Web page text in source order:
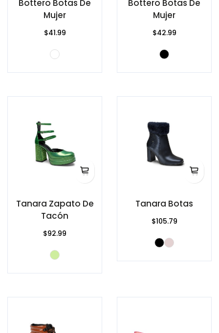
Bottero Botas De
Mujer
$41.99
Bottero Botas De
Mujer
$42.99
Tanara Zapato De
Tacón
$92.99
Tanara Botas
$105.79